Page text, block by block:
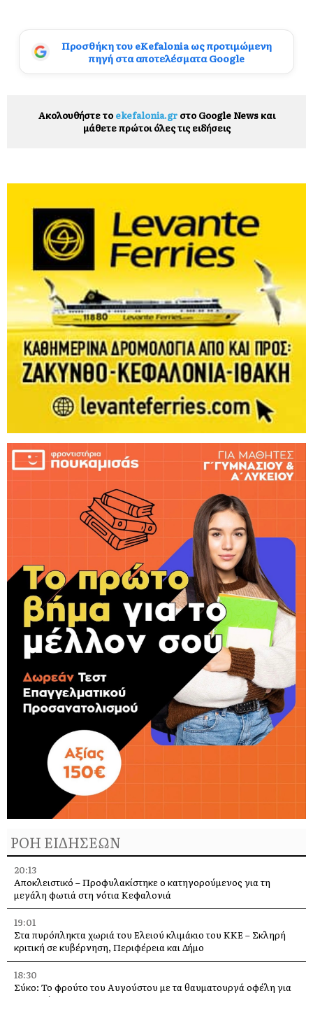
Προσθήκη του eKefalonia ως προτιμώμενη
πηγή στα αποτελέσματα Google
Ακολουθήστε το ekefalonia.grστο Google News και
μάθετε πρώτοι όλες τις ειδήσεις
ΡΟΗ ΕΙΔΗΣΕΩΝ
20:13
Αποκλειστικό – Προφυλακίστηκε ο κατηγορούμενος για τη
μεγάλη φωτιά στη νότια Κεφαλονιά
19:01
Στα πυρόπληκτα χωριά του Ελειού κλιμάκιο του ΚΚΕ – Σκληρή
κριτική σε κυβέρνηση, Περιφέρεια και Δήμο
18:30
Σύκο: Το φρούτο του Αυγούστου με τα θαυματουργά οφέλη για
την υγεία